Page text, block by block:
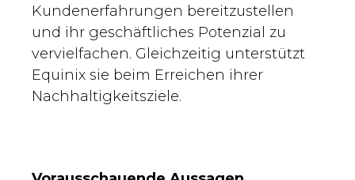
Kundenerfahrungen bereitzustellen
und ihr geschäftliches Potenzial zu
vervielfachen. Gleichzeitig unterstützt
Equinix sie beim Erreichen ihrer
Nachhaltigkeitsziele.